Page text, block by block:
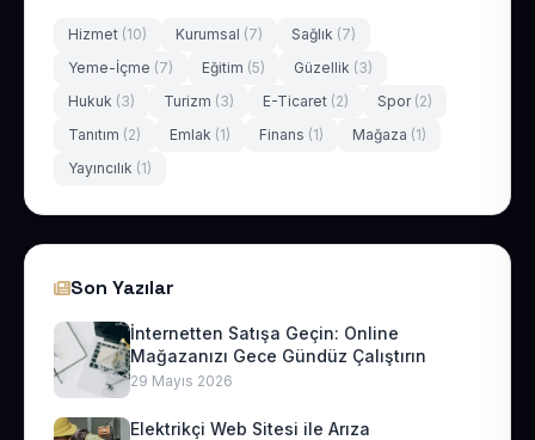
Hizmet (10) Kurumsal (7) Sağlık (7)
Yeme-İçme (7) Eğitim (5) Güzellik (3)
Hukuk (3) Turizm (3) E-Ticaret (2) Spor (2)
Tanıtım (2) Emlak (1) Finans (1) Mağaza (1)
Yayıncılık (1)
Son Yazılar
İnternetten Satışa Geçin: Online
Mağazanızı Gece Gündüz Çalıştırın
29 Mayıs 2026
Elektrikçi Web Sitesi ile Arıza